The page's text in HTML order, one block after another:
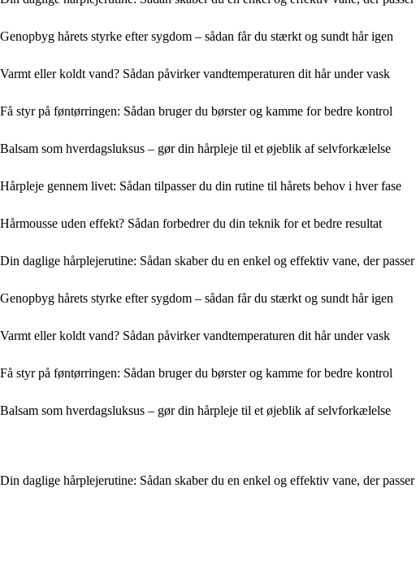
Genopbyg hårets styrke efter sygdom – sådan får du stærkt og sundt hår igen
Varmt eller koldt vand? Sådan påvirker vandtemperaturen dit hår under vask
Få styr på føntørringen: Sådan bruger du børster og kamme for bedre kontrol
Balsam som hverdagsluksus – gør din hårpleje til et øjeblik af selvforkælelse
Hårpleje gennem livet: Sådan tilpasser du din rutine til hårets behov i hver fase
Hårmousse uden effekt? Sådan forbedrer du din teknik for et bedre resultat
Din daglige hårplejerutine: Sådan skaber du en enkel og effektiv vane, der
Genopbyg hårets styrke efter sygdom – sådan får du stærkt og sundt hår igen
Varmt eller koldt vand? Sådan påvirker vandtemperaturen dit hår under vask
Få styr på føntørringen: Sådan bruger du børster og kamme for bedre kontrol
Balsam som hverdagsluksus – gør din hårpleje til et øjeblik af selvforkælelse
Din daglige hårplejerutine: Sådan skaber du en enkel og effektiv vane, der